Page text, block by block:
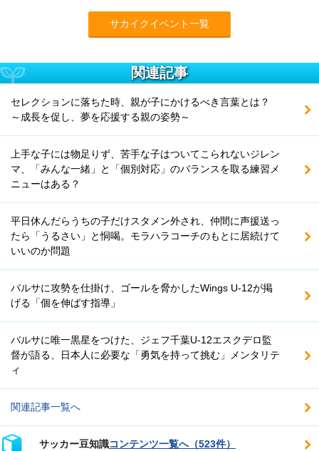
サカイクイベント一覧
関連記事
セレクションに落ちた時、親が子にかけるべき言葉とは？
～成長を促し、夢を応援する親の姿勢～
上手な子には物足りず、苦手な子はついてこられないジレン
マ、「みんな一緒」と「個別対応」のバランスを取る練習メ
ニューはある？
平日休んだらうちの子だけスタメン外され、仲間に声援送っ
たら「うるさい」と恫喝。モラハラコーチのもとに居続けて
いいのか問題
バルサに攻勢を仕掛け、ゴールを脅かしたWings U-12が掲
げる「個を伸ばす指導」
バルサに唯一黒星をつけた、ジェフ千葉U-12エスクデロ監
督が語る、日本人に必要な「勇気を持って挑む」メンタリテ
ィ
関連記事一覧へ
サッカー豆知識コンテンツ一覧へ（523件）